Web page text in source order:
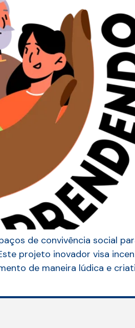
de convivência social
projeto inovador visa
de maneira lúdica e